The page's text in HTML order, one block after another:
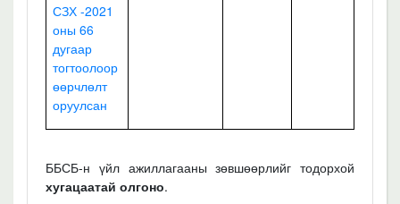
СЗХ -2021
оны 66
дугаар
тогтоолоор
өөрчлөлт
оруулсан
ББСБ-н үйл ажиллагааны зөвшөөрлийг тодорхой
хугацаатай олгоно.